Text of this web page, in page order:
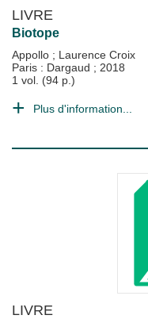
LIVRE
Biotope
Appollo ; Laurence Croix
Paris : Dargaud ; 2018
1 vol. (94 p.)
Plus d'information...
LIVRE